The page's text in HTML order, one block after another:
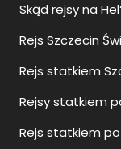
Skąd rejsy na
Rejs Szczecin
Rejs statkiem
Rejsy statkiem
Rejs statkiem